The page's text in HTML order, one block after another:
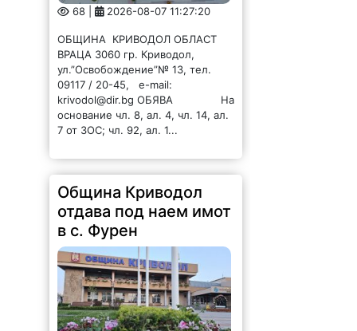
68 | 2026-08-07 11:27:20
ОБЩИНА КРИВОДОЛ ОБЛАСТ
ВРАЦА 3060 гр. Криводол,
ул.”Освобождение”№ 13, тел.
09117 / 20-45, e-mail:
krivodol@dir.bg ОБЯВА На
основание чл. 8, ал. 4, чл. 14, ал.
7 от ЗОС; чл. 92, ал. 1...
Община Криводол
отдава под наем имот
в с. Фурен